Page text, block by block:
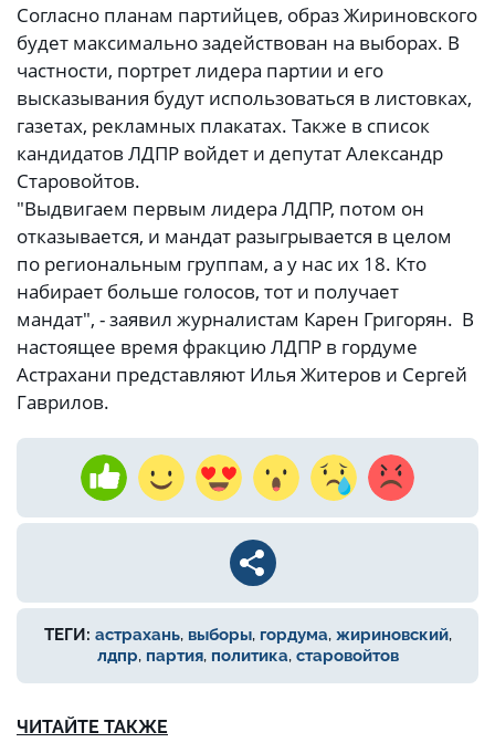
Согласно планам партийцев, образ Жириновского
будет максимально задействован на выборах. В
частности, портрет лидера партии и его
высказывания будут использоваться в листовках,
газетах, рекламных плакатах. Также в список
кандидатов ЛДПР войдет и депутат Александр
Старовойтов.
"Выдвигаем первым лидера ЛДПР, потом он
отказывается, и мандат разыгрывается в целом
по региональным группам, а у нас их 18. Кто
набирает больше голосов, тот и получает
мандат", - заявил журналистам Карен Григорян. В
настоящее время фракцию ЛДПР в гордуме
Астрахани представляют Илья Житеров и Сергей
Гаврилов.
ТЕГИ: астрахань, выборы, гордума, жириновский,
лдпр, партия, политика, старовойтов
ЧИТАЙТЕ ТАКЖЕ